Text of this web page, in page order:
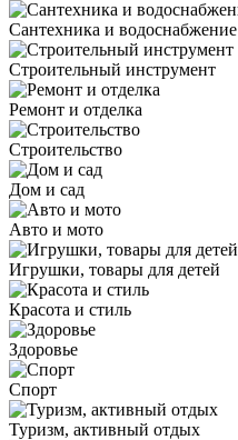
Сантехника и водоснабжение
Строительный инструмент
Ремонт и отделка
Строительство
Дом и сад
Авто и мото
Игрушки, товары для детей
Красота и стиль
Здоровье
Спорт
Туризм, активный отдых